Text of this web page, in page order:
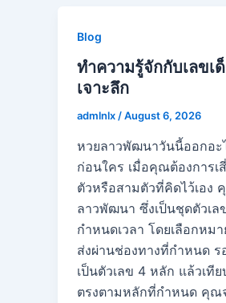
Blog
ทำความรู้จักกับเลข
เจาะลึก
admlnlx /August 6, 2026
หวยลาวพัฒนาวันนี้ออกอะ
ก่อนใคร เมื่อคุณต้องการเ
ตัวหรือสามตัวที่คิดไว้เอง
ลาวพัฒนา ซึ่งเป็นชุดตัวเล
กำหนดเวลา โดยเลือกหม
ส่งผ่านช่องทางที่กำหนด ร
เป็นตัวเลข 4 หลัก แล้วเ
ตรงตามหลักที่กำหนด คุณจ